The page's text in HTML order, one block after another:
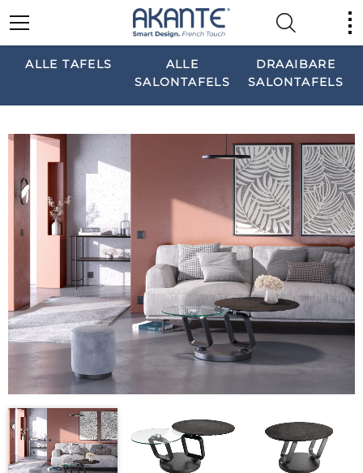
ALLE TAFELS
ALLE
SALONTAFELS
DRAAIBARE
SALONTAFELS